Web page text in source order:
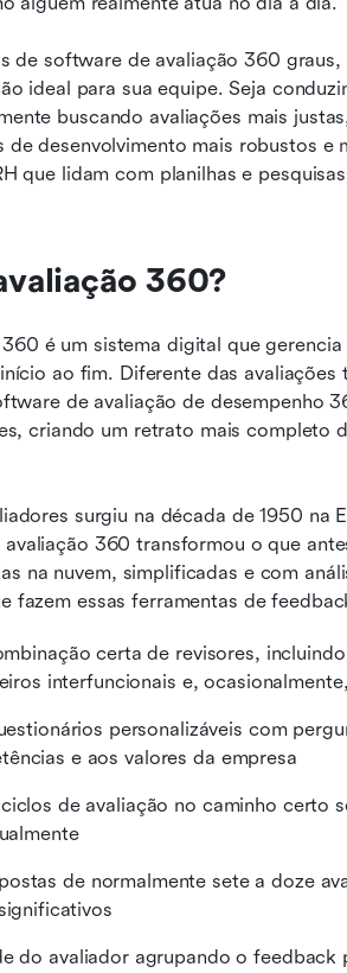
de software de avaliação 360
ideal para sua equipe. Seja
buscando avaliações mais
desenvolvimento mais robustos e
que lidam com planilhas e
360?
é um sistema digital que
ao fim. Diferente das avaliações
de avaliação de desempenho
criando um retrato mais completo
surgiu na década de 1950 na
360 transformou o que
na nuvem, simplificadas e com
fazem essas ferramentas de
certa de revisores,
interfuncionais e,
personalizáveis com
e aos valores da empresa
de avaliação no caminho certo
de normalmente sete a doze
do avaliador agrupando o feedback